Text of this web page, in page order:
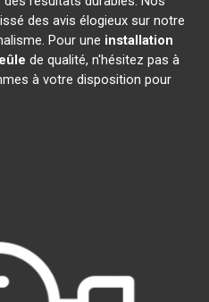
des avis élogieux sur notre
Pour une installation
de qualité, n'hésitez pas à
à votre disposition pour